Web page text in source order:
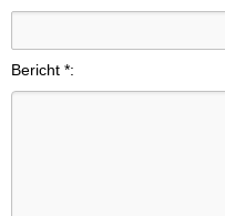
Bericht *: